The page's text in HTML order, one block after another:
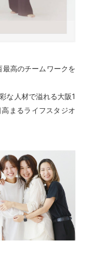
高のチームワークを
な人材で溢れる大阪1
まるライフスタジオ